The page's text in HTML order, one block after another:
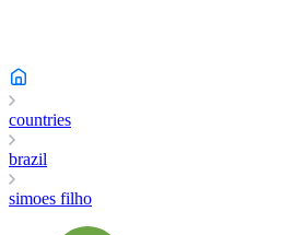
countries
brazil
simoes filho